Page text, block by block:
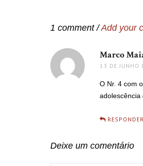
1 comment /Add your
Marco
13 DE
O Nr. 4 com
adolescência
RESPONDER
Deixe um comentário